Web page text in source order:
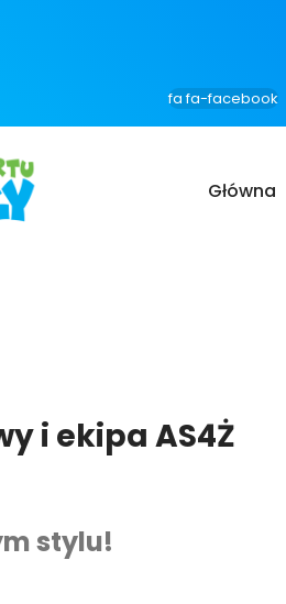
fa fa-facebook
Główna
i ekipa AS4Ż
stylu!